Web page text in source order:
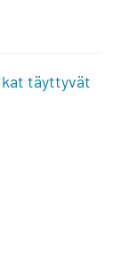
täyttyvät